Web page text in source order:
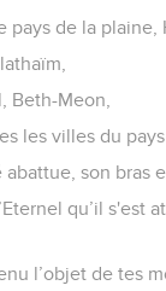
de la plaine,
Beth-Meon,
les villes du
son bras
qu’il
l’objet de tes